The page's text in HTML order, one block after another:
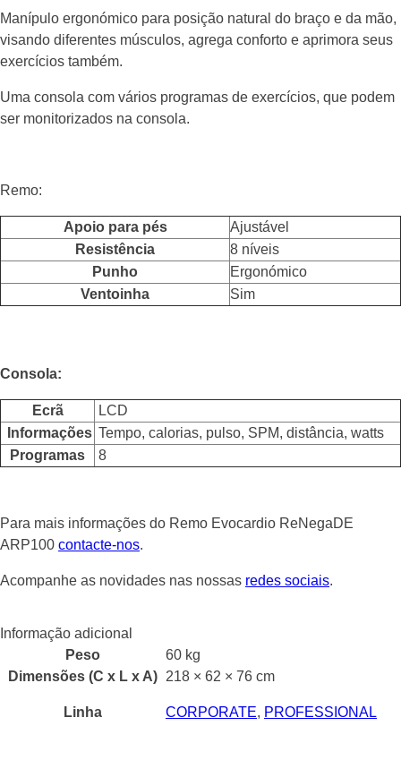
Manípulo ergonómico para posição natural do braço e da mão,
visando diferentes músculos, agrega conforto e aprimora seus
exercícios também.
Uma consola com vários programas de exercícios, que podem
ser monitorizados na consola.
Remo:
Apoio para pés
Ajustável
Resistência
8 níveis
Punho
Ergonómico
Ventoinha
Sim
Consola:
Ecrã
LCD
Informações Tempo, calorias, pulso, SPM, distância, watts
Programas
8
Para mais informações do Remo Evocardio ReNegaDE
ARP100 contacte-nos.
Acompanhe as novidades nas nossas redes sociais.
Informação adicional
Peso
60 kg
Dimensões (C x L x A) 218 × 62 × 76 cm
Linha CORPORATE, PROFESSIONAL